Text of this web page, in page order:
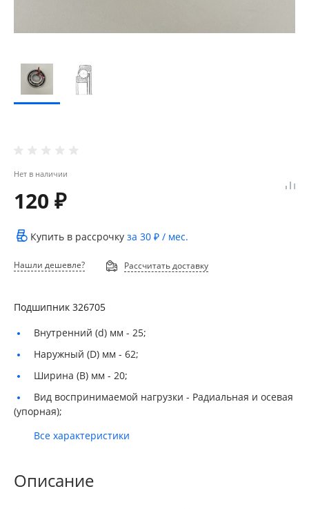
Нет в наличии
120 ₽
Купить в рассрочку за 30 ₽ / мес.
Нашли дешевле? Рассчитать доставку
Подшипник 326705
Внутренний (d) мм - 25;
Наружный (D) мм - 62;
Ширина (B) мм - 20;
Вид воспринимаемой нагрузки - Радиальная и осевая
(упорная);
Все характеристики
Описание